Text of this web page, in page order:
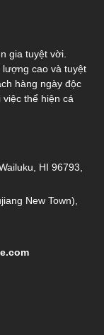
gia tuyệt vời.
lượng cao và tuyệt
hàng ngày độc
thể hiện cá
HI 96793,
New Town),